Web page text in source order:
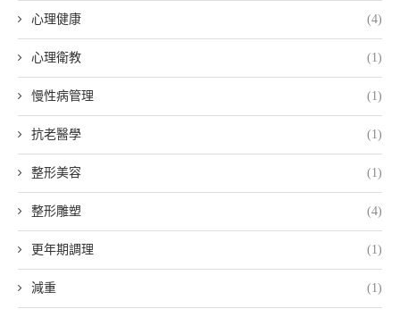
心理健康 (4)
心理衛教 (1)
慢性病管理 (1)
抗老醫學 (1)
整形美容 (1)
整形雕塑 (4)
更年期調理 (1)
減重 (1)